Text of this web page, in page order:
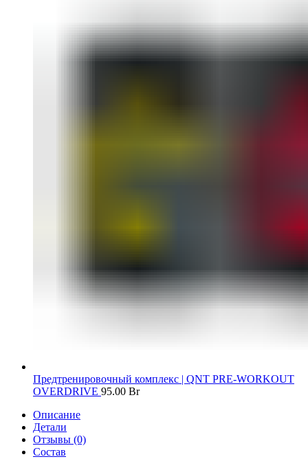
Предтренировочный комплекс | QNT PRE-WORKOUT
OVERDRIVE 95.00 Br
Описание
Детали
Отзывы (0)
Состав